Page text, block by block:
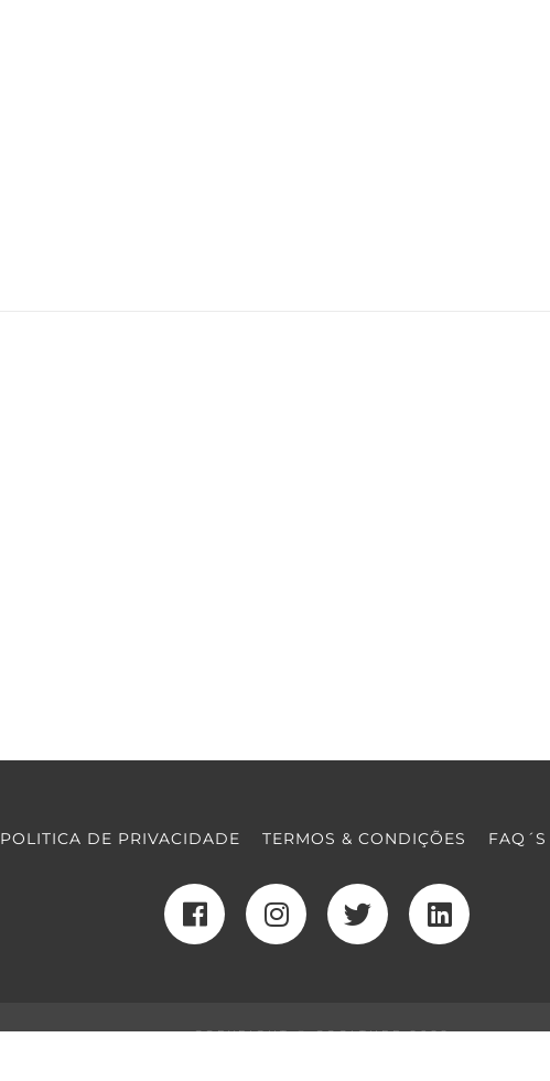
POLITICA DE PRIVACIDADE TERMOS & CONDIÇÕES FAQ´S
COPYRIGHT © COOLTURE 2022